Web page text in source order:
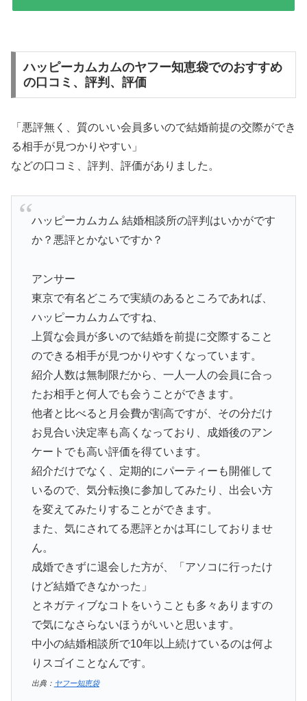
ハッピーカムカムのヤフー知恵袋でのおすすめ
の口コミ、評判、評価
「悪評無く、質のいい会員多いので結婚前提の交際ができ
る相手が見つかりやすい」
などの口コミ、評判、評価がありました。
ハッピーカムカム 結婚相談所の評判はいかがです
か？悪評とかないですか？
アンサー
東京で有名どころで実績のあるところであれば、
ハッピーカムカムですね、
上質な会員が多いので結婚を前提に交際すること
のできる相手が見つかりやすくなっています。
紹介人数は無制限だから、一人一人の会員に合っ
たお相手と何人でも会うことができます。
他者と比べると月会費が割高ですが、その分だけ
お見合い決定率も高くなっており、成婚後のアン
ケートでも高い評価を得ています。
紹介だけでなく、定期的にパーティーも開催して
いるので、気分転換に参加してみたり、出会い方
を変えてみたりすることができます。
また、気にされてる悪評とかは耳にしておりませ
ん。
成婚できずに退会した方が、「アソコに行ったけ
けど結婚できなかった」
とネガティブなコトをいうことも多々ありますの
で気になさらないほうがいいと思います。
中小の結婚相談所で10年以上続けているのは何よ
りスゴイことなんです。
出典： ヤフー知恵袋